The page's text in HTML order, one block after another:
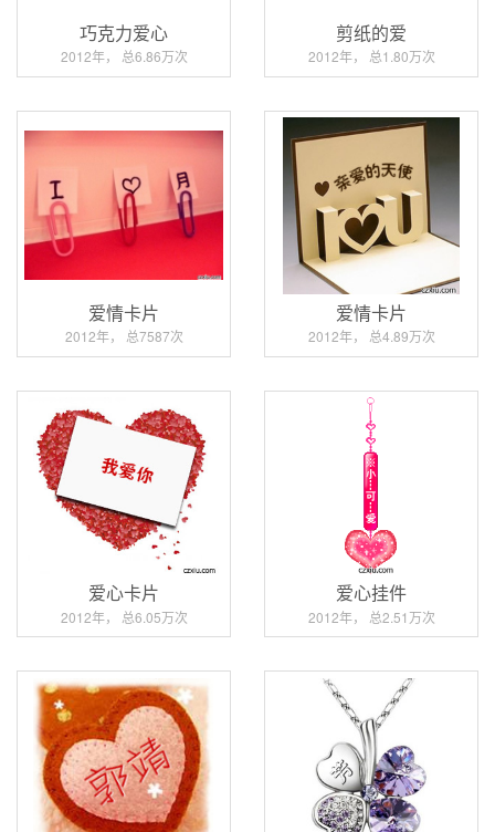
巧克力爱心
2012年， 总6.86万次
剪纸的爱
2012年， 总1.80万次
爱情卡片
2012年， 总7587次
爱情卡片
2012年， 总4.89万次
爱心卡片
2012年， 总6.05万次
爱心挂件
2012年， 总2.51万次